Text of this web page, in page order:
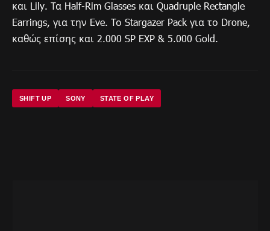
και Lily. Τα Half-Rim Glasses και Quadruple Rectangle
Earrings, για την Eve. Το Stargazer Pack για το Drone,
καθώς επίσης και 2.000 SP EXP & 5.000 Gold.
SHIFT UP SONY STATE OF PLAY